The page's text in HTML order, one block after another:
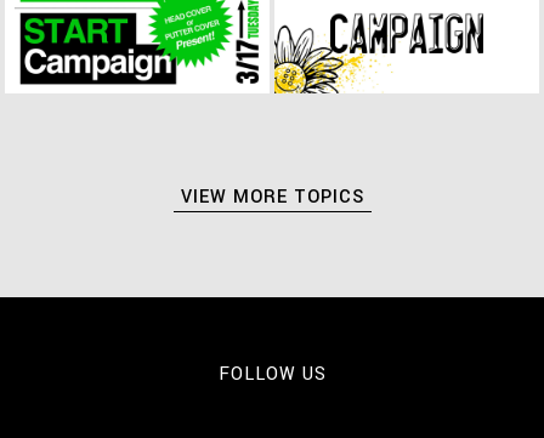
VIEW MORE TOPICS
FOLLOW US